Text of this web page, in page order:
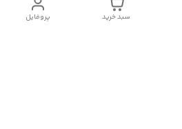
پروفایل سبد خرید